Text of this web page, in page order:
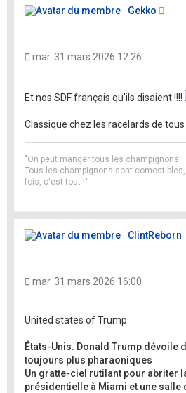
Gekko
mar. 31 mars 2026 12:26
Et nos SDF français qu'ils disaient !!!!
Classique chez les racelards de tous
"On peut manger tous les champignons !
Tous les champignons sont
fois, c'est tout !"
ClintReborn
mar. 31 mars 2026 16:00
United states of Trump
États-Unis. Donald Trump dévoile
toujours plus pharaoniques
Un gratte-ciel rutilant pour abriter
présidentielle à Miami et une salle